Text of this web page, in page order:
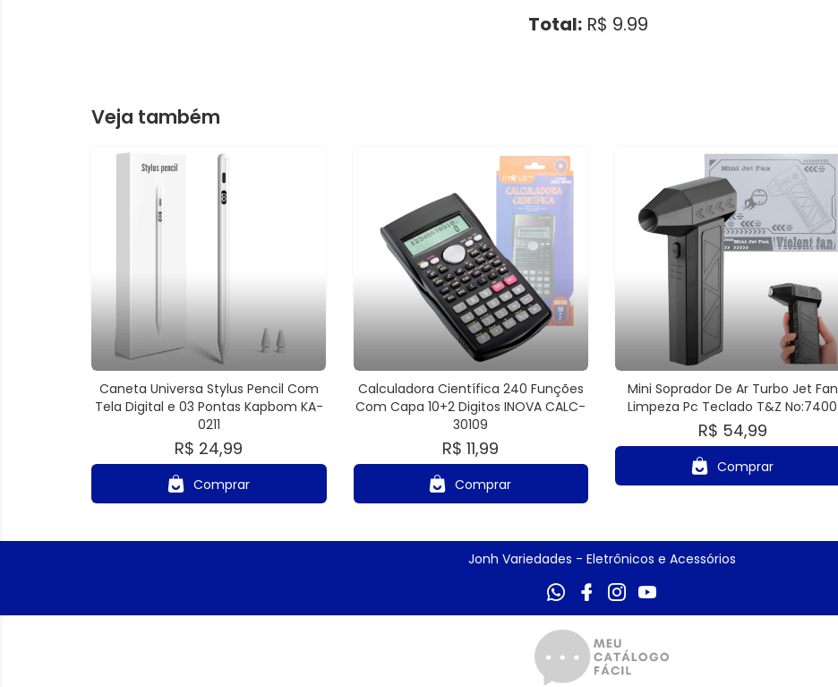
Total:R$ 9.99
Veja também
Caneta Universa Stylus Pencil Com
Tela Digital e 03 Pontas Kapbom KA-
0211
R$ 24,99
Comprar
Calculadora Científica 240 Funções
Com Capa 10+2 Digitos INOVA CALC-
30109
R$ 11,99
Comprar
Mini Soprador De Ar Turbo Jet Fan
Limpeza Pc Teclado T&Z No:7400
R$ 54,99
Comprar
Jonh Variedades - Eletrônicos e Acessórios